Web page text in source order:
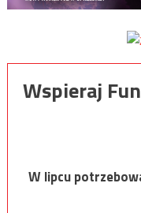
Wspieraj
W lipcu